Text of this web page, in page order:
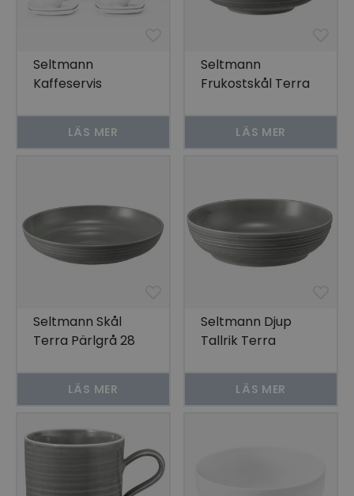
Seltmann
Kaffeservis
18 delar
LÄS MER
Seltmann
Frukostskål Terra
pack
LÄS MER
Seltmann Skål
Terra Pärlgrå 28
LÄS MER
Seltmann Djup
Tallrik Terra
pack
LÄS MER